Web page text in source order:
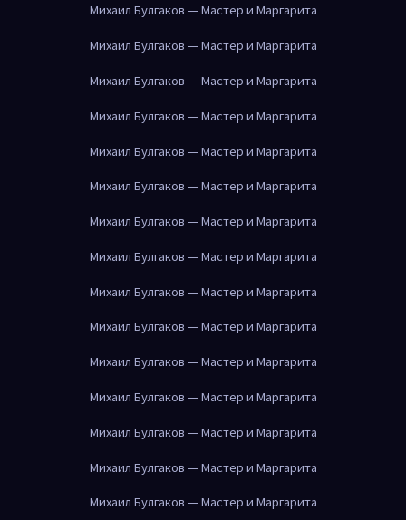
Михаил Булгаков — Мастер и Маргарита
Михаил Булгаков — Мастер и Маргарита
Михаил Булгаков — Мастер и Маргарита
Михаил Булгаков — Мастер и Маргарита
Михаил Булгаков — Мастер и Маргарита
Михаил Булгаков — Мастер и Маргарита
Михаил Булгаков — Мастер и Маргарита
Михаил Булгаков — Мастер и Маргарита
Михаил Булгаков — Мастер и Маргарита
Михаил Булгаков — Мастер и Маргарита
Михаил Булгаков — Мастер и Маргарита
Михаил Булгаков — Мастер и Маргарита
Михаил Булгаков — Мастер и Маргарита
Михаил Булгаков — Мастер и Маргарита
Михаил Булгаков — Мастер и Маргарита